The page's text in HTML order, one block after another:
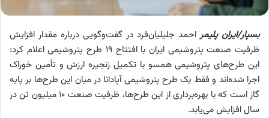
بسپار/ایران پلیمر احمد جلیلیان‌فرد در گفت‌وگویی درباره مقدار افزایش
ظرفیت صنعت پتروشیمی ایران با افتتاح ۱۹ طرح پتروشیمی اعلام کرد:
این طرح‌های پتروشیمی همسو با تکمیل زنجیره ارزش و تأمین خوراک
اجرا شده‌اند و فقط یک طرح پتروشیمی آپادانا در میان این طرح‌ها بر پایه
گاز است که با بهره‌برداری از این طرح‌ها، ظرفیت صنعت ۱۰ میلیون تن در
سال افزایش می‌یابد.